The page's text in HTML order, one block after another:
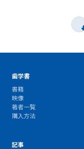
歯学書
書籍
映像
著者一覧
購入方法
記事